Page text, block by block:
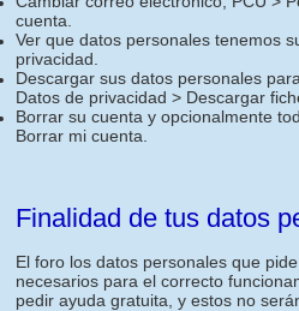
cuenta.
Ver que datos personales tenemos
privacidad.
Descargar sus datos personales
Datos de privacidad > Descargar
Borrar su cuenta y opcionalmente
Borrar mi cuenta.
Finalidad de tus datos
El foro los datos personales que
necesarios para el correcto
pedir ayuda gratuita, y estos no